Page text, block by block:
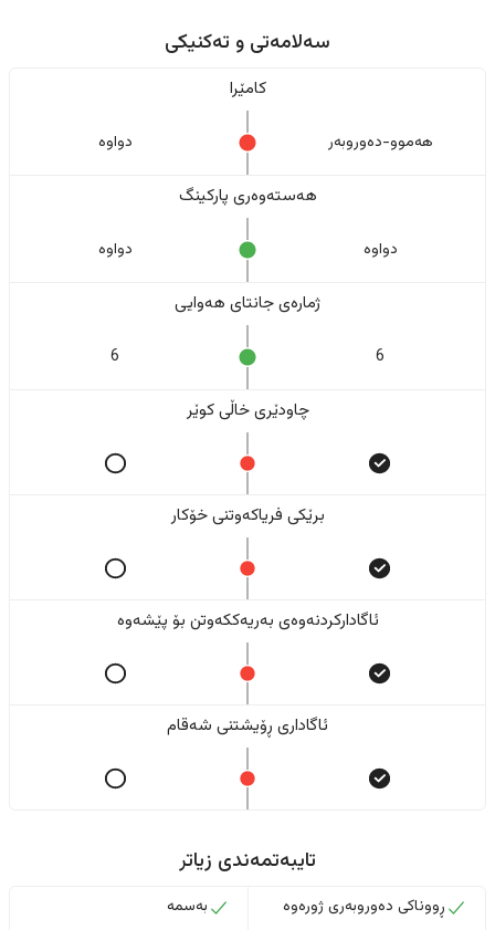
سەلامەتی و تەکنیکی
کامێرا
هەموو-دەوروبەر دواوە
هەستەوەری پارکینگ
دواوە دواوە
ژمارەی جانتای هەوایی
6
6
چاودێری خاڵی کوێر
برێکی فریاکەوتنی خۆکار
ئاگادارکردنەوەی بەریەککەوتن بۆ پێشەوە
ئاگاداری ڕۆیشتنی شەقام
تایبەتمەندی زیاتر
ڕووناکی دەوروبەری ژورەوە
بەسمە